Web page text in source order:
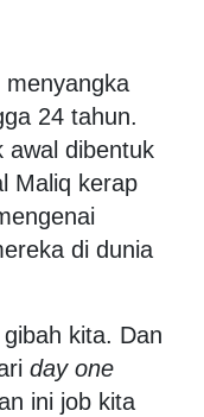
24 tahun.
awal dibentuk
Maliq kerap
di dunia
kita. Dan
day one
ini job kita